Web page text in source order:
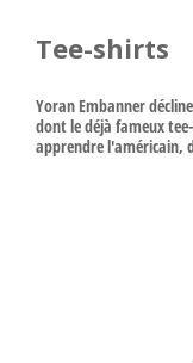
Tee-shirts
Yoran Embanner
dont le déjà fameux
apprendre l'américain,